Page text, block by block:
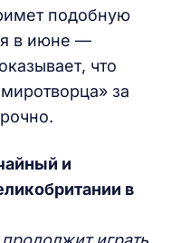
подобную
в июне —
что
за
и
в